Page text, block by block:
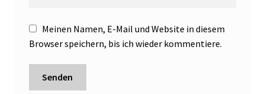
Meinen Namen, E-Mail und Website in diesem
Browser speichern, bis ich wieder kommentiere.